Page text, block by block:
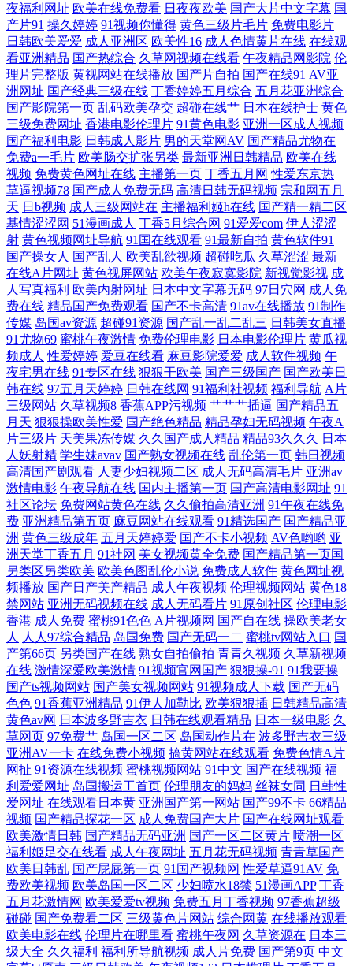
夜福利网址 欧美在线免费看 日夜夜欧美 国产大片中文字幕 国
产片91 操久婷婷 91视频你懂得 黄色三级片毛片 免费电影片
日韩欧美爱爱 成人亚洲区 欧美性16 成人色情黄片在线 在线观
看亚洲精品 国产热综合 久草网视频在线看 午夜精品网影院 伦
理片完整版 黄视网站在线播放 国产片自拍 国产在线91 AV亚
洲网址 国产经典三级在线 丁香婷婷五月综合 五月花亚洲综合
国产影院第一页 乱码欧美孕交 超碰在线艹 日本在线护士 黄色
三级免费网址 香港电影伦理片 91黄色电影 亚洲一区成人视频
国产福利电影 日韩成人影片 男的天堂网AV 国产精品尤物在
免费a一毛片 欧美肠交扩张另类 最新亚洲日韩精品 欧美在线
视频 免费黄色网址在线 主播第一页 丁香五月网 性爱东京热
草逼视频78 国产成人免费无码 高清日韩无码视频 宗和网五月
天 日b视频 成人三级网站在 主播福利姬h在线 国产精一精二区
基情涩涩网 51漫画成人 丁香5月综合网 91爱爱com 伊人涩涩
射 黄色视频网址导航 91国在线观看 91最新自拍 黄色软件91
国产操女人 国产乱人 欧美乱欲视频 超碰吃瓜 久草涩涩 最新
在线A片网址 黄色视屏网站 欧美午夜寂寞影院 新视觉影视 成
人写真福利 欧美内射网址 日本中文字幕无码 97日穴网 成人免
费在线 精品国产免费观看 国产不卡高清 91av在线播放 91制作
传媒 岛国av资源 超碰91资源 国产乱一乱二乱三 日韩美女直播
91尤物69 蜜桃午夜激情 免费伦理电影 日本电影伦理片 黄瓜视
频成人 性爱婷婷 爱豆在线看 麻豆影院爱爱 成人软件视频 午
夜宅男在线 91专区在线 狠狠干欧美 国产三级国产 国产欧美日
韩在线 97五月天婷婷 日韩在线网 91福利社视频 福利导航 A片
三级网站 久草视频8 香蕉APP污视频 艹艹艹插逼 国产精品五
月天 狠狠操欧美性爱 国产绝色精品 精品孕妇无码视频 午夜A
片三级片 天美果冻传媒 久久国产成人精品 精品93久久久
日本
人妖射精 学生妹avav 国产熟女视频在线 乱伦第一页 韩日视频
高清国产剧观看 人妻少妇视频二区 成人无码高清毛片 亚洲av
激情电影 午夜导航在线 国内主播第一页 国产高清电影网址 91
社区论坛 免费网站黄色在线 久久偷拍高清亚洲 91午夜在线免
费 亚洲精品第五页 麻豆网站在线观看 91精选国产 国产精品亚
洲 黄色三级成年 五月天婷婷爱 国产不卡小视频 AV色哟哟 亚
洲天堂丁香五月 91社网 美女视频黄全免费 国产精品第一页国
另类区另类欧美 欧美色图乱伦小说 免费成人软件 黄色网址视
频播放 国产日产美产精品 成人午夜视频 伦理视频网站 黄色18
禁网站 亚洲无码视频在线 成人无码看片 91原创社区 伦理电影
香港 成人免费 蜜桃91色色 A片视频网 国产自在线 操欧美老女
人
人人97综合精品 岛国免费 国产无码一二 蜜桃tv网站入口 国
产第66页 另类国产在线 熟女自拍偷拍 青青久视频 久草新视频
在线 激情深爱欧美激情 91视频官网国产 狠狠操-91 91我要操
国产ts视频网站 国产美女视频网站 91视频成人下载 国产无码
色色 91香蕉亚洲精品 91伊人加勒比 欧美狠狠插 日韩精品高清
黄色av网 日本波多野吉衣 日韩在线观看精品 日本一级电影 久
草网页 97免费艹 岛国一区二区 岛国动作片在 波多野吉衣三级
亚洲AV一卡 在线免费小视频 搞黄网站在线观看 免费色情A片
网扯 91资源在线视频 蜜桃视频网站 91中文 国产在线视频 福
利爱爱网址 岛国搬运工首页 伦理朋友的妈妈 丝袜女同 日韩性
爱网址 在线观看日本黄 亚洲国产第一网站 国产99不卡 66精品
视频 国产精品探花一区 成人免费国产大片 国产在线网址观看
欧美激情日韩 国产精品无码亚洲 国产一区二区黄片 喷潮一区
福利姬足交在线看 成人午夜网址 五月花无码视频 青青草国产
欧美日韩乱 国产屁屁第一页 91国产视频网 性爱草逼91AV 免
费欧美视频 欧美岛国一区二区 少妇喷水18禁 51漫画APP 丁香
五月花激情网 欧美爱爱tv视频 免费五月丁香视频 97香蕉超级
碰碰 国产免费看二区 三级黄色片网站 综合网黄 在线播放观看
欧美电影在线 伦理片在哪里看 蜜桃午夜网 久草资源在 日本三
级大全 久久福利 福利所导航视频 成人片免费 国产第9页 中文